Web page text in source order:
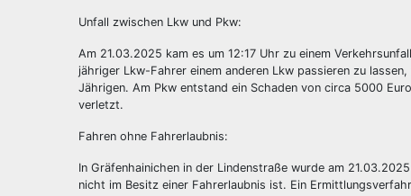
Unfall zwischen Lkw und Pkw:
Am 21.03.2025 kam es um 12:17 Uhr zu einem
jähriger Lkw-Fahrer einem anderen Lkw passieren zu
Jährigen. Am Pkw entstand ein Schaden von circa 5000
verletzt.
Fahren ohne Fahrerlaubnis:
In Gräfenhainichen in der Lindenstraße wurde am
nicht im Besitz einer Fahrerlaubnis ist. Ein